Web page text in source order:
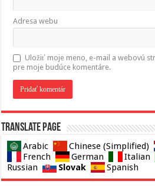
Adresa webu
Uložiť moje meno, e-mail a webovú
pre moje budúce komentáre.
Translate page
Arabic Chinese (Simplified)
French
German Italian
Russian
Slovak Spanish